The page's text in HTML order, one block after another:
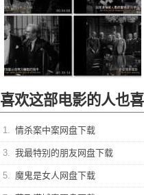
喜欢这部电影的人也
1. 情杀案中案网盘下载
3. 我最特别的朋友网盘下载
5. 魔鬼是女人网盘下载